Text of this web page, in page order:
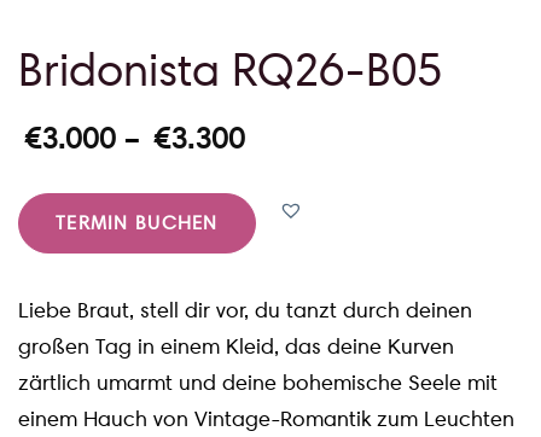
Bridonista RQ26-B05
€3.000 – €3.300
TERMIN BUCHEN
Liebe Braut, stell dir vor, du tanzt durch deinen
großen Tag in einem Kleid, das deine Kurven
zärtlich umarmt und deine bohemische Seele mit
einem Hauch von Vintage-Romantik zum Leuchten